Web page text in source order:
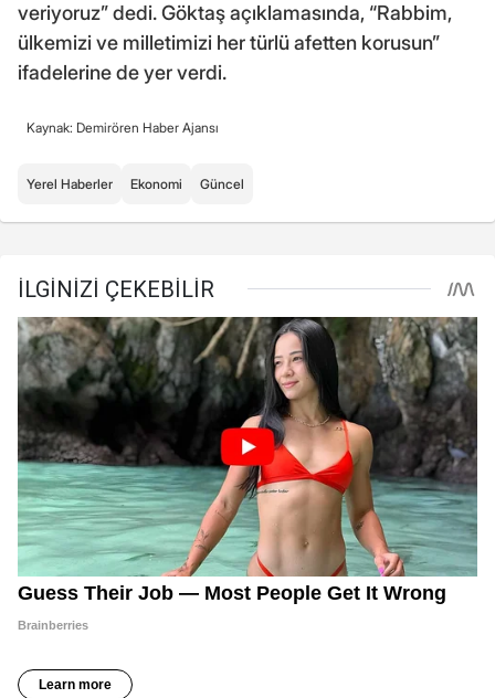
veriyoruz” dedi. Göktaş açıklamasında, “Rabbim,
ülkemizi ve milletimizi her türlü afetten korusun”
ifadelerine de yer verdi.
Kaynak: Demirören Haber Ajansı
Yerel Haberler Ekonomi Güncel